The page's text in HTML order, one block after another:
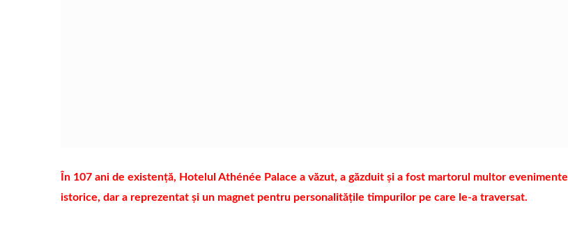
În 107 ani de existență, Hotelul Athénée Palace a văzut, a găzduit și a fost martorul multor evenimente
istorice, dar a reprezentat și un magnet pentru personalitățile timpurilor pe care le-a traversat.